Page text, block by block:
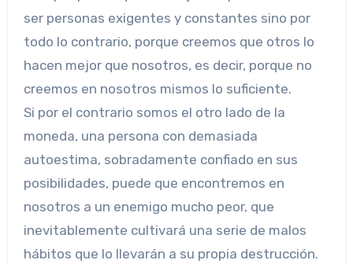
ser personas exigentes y constantes sino por
todo lo contrario, porque creemos que otros lo
hacen mejor que nosotros, es decir, porque no
creemos en nosotros mismos lo suficiente.
Si por el contrario somos el otro lado de la
moneda, una persona con demasiada
autoestima, sobradamente confiado en sus
posibilidades, puede que encontremos en
nosotros a un enemigo mucho peor, que
inevitablemente cultivará una serie de malos
hábitos que lo llevarán a su propia destrucción.